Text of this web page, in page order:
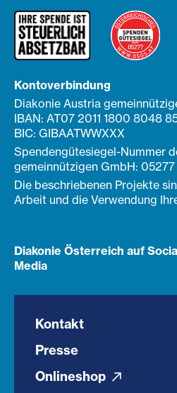
Kontoverbindung
Diakonie Austria
IBAN: AT07 2011 1800 8048
BIC: GIBAATWWXXX
Spendengütesiegel-Nummer
gemeinnützigen GmbH: 05277
Die beschriebenen Projekte
Arbeit und die Verwendung
Diakonie Österreich auf
Media
Kontakt
Presse
Onlineshop